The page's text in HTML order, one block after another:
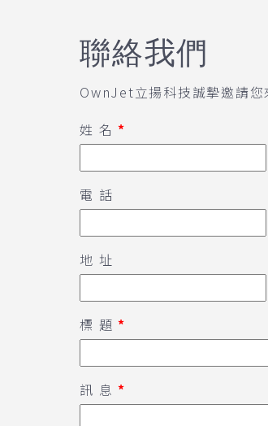
聯絡我們
OwnJet立揚科技誠摯邀請您
姓 名 *
電 話
地 址
標 題 *
訊 息 *